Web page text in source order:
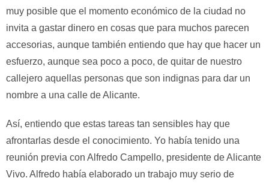
muy posible que el momento económico de la ciudad no
invita a gastar dinero en cosas que para muchos parecen
accesorias, aunque también entiendo que hay que hacer un
esfuerzo, aunque sea poco a poco, de quitar de nuestro
callejero aquellas personas que son indignas para dar un
nombre a una calle de Alicante.
Así, entiendo que estas tareas tan sensibles hay que
afrontarlas desde el conocimiento. Yo había tenido una
reunión previa con Alfredo Campello, presidente de Alicante
Vivo. Alfredo había elaborado un trabajo muy serio de